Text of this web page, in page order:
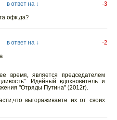
в ответ на ↓
-3
офк,да?
в ответ на ↓
-2
время, является председателем
Идейный вдохновитель и
"Отряды Путина" (2012г).
выгораживаете их от своих